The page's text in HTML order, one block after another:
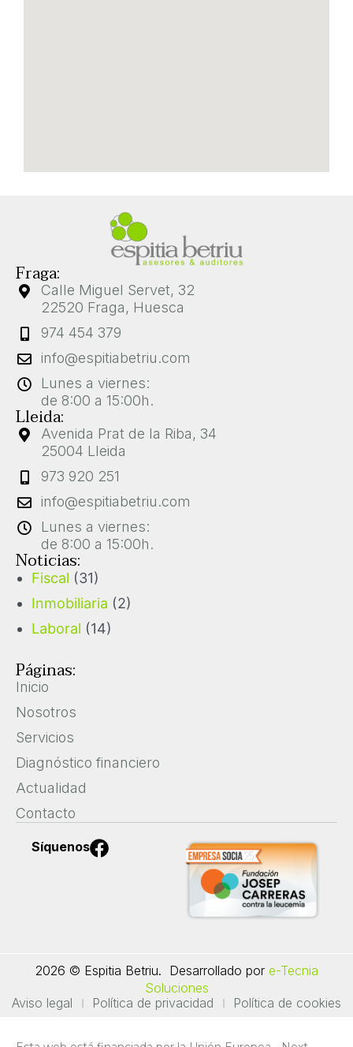
Fraga:
Calle Miguel Servet, 32
22520 Fraga, Huesca
974 454 379
info@espitiabetriu.com
Lunes a viernes:
de 8:00 a 15:00h.
Lleida:
Avenida Prat de la Riba, 34
25004 Lleida
973 920 251
info@espitiabetriu.com
Lunes a viernes:
de 8:00 a 15:00h.
Noticias:
Fiscal (31)
Inmobiliaria (2)
Laboral (14)
Páginas:
Inicio
Nosotros
Servicios
Diagnóstico financiero
Actualidad
Contacto
Síquenos F
a
o
k
2026 © Espitia Betriu. Desarrollado por e-Tecnia
Soluciones
Aviso legal
Política de privacidad Política de cookies